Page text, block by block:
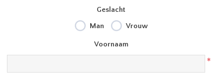
Geslacht
Man
Vrouw
Voornaam
*